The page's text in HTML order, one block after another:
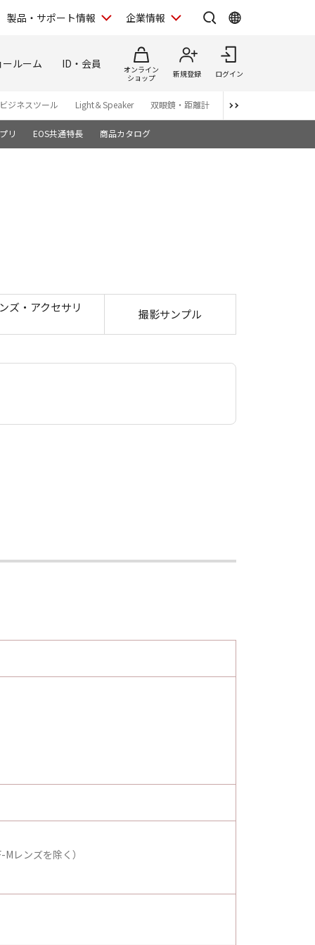
製品・サポート情報 企業情報
ールーム ID・会員
オンライン
ショップ
新規登録 ログイン
ジネスツール Light＆Speaker 双眼鏡・距離計 写真集
リ EOS共通特長 商品カタログ
ズ・アクセサリ
撮影サンプル
レンズを除く）